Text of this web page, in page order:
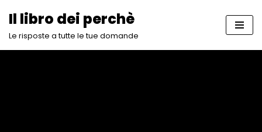
Vai
Il libro dei perchè
Le risposte a tutte le tue domande